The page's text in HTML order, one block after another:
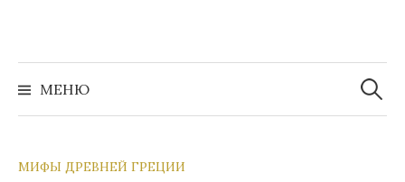
содержимому
МЕНЮ
Найти:
МИФЫ ДРЕВНЕЙ ГРЕЦИИ